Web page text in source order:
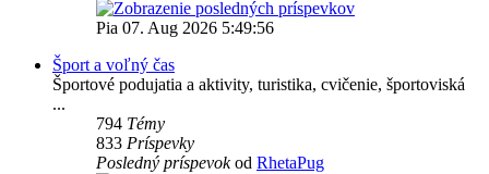
Pia 07. Aug 2026 5:49:56
Šport a voľný čas
Športové podujatia a aktivity, turistika, cvičenie, športoviská
...
794 Témy
833 Príspevky
Posledný príspevokod RhetaPug